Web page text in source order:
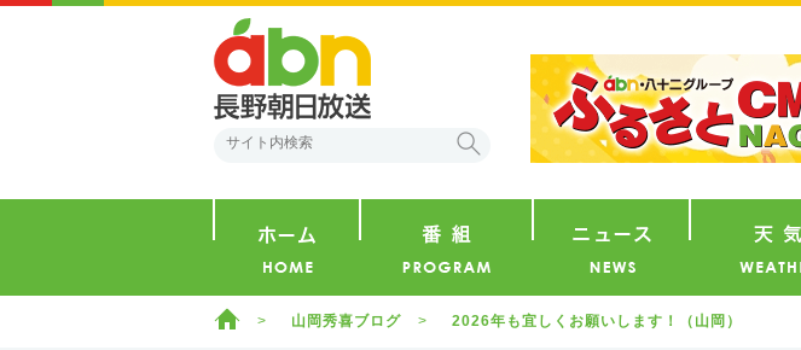
ホーム 山岡秀喜ブログ 2026年も宜しくお願いします！（山岡）